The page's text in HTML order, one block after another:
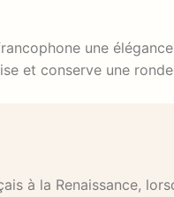
une
et conserve une
à la Renaissance,